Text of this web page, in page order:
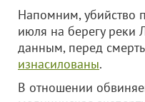
Напомним, убийство
июля на берегу реки
данным, перед
изнасилованы.
В отношении